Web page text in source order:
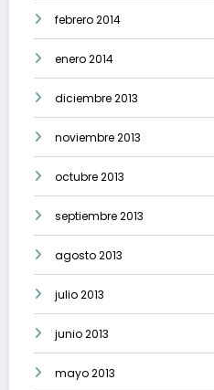
febrero 2014
enero 2014
diciembre 2013
noviembre 2013
octubre 2013
septiembre 2013
agosto 2013
julio 2013
junio 2013
mayo 2013